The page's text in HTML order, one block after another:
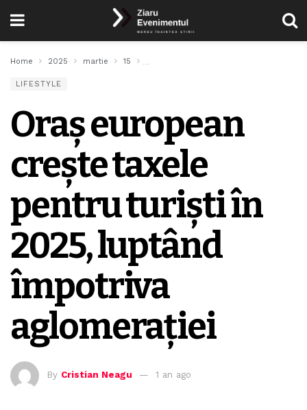
Home 2025 martie 15
LIFESTYLE
Oraș european
crește taxele
pentru turiști în
2025, luptând
împotriva
aglomerației
By Cristian Neagu 1 an ago